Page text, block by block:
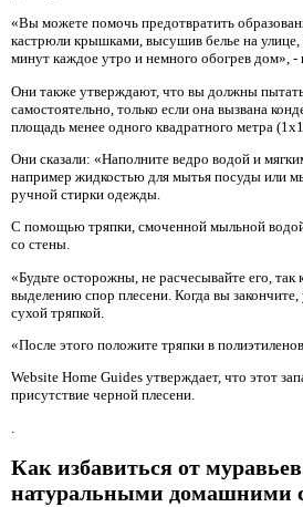
«Вы можете помочь предотвратить
кастрюли крышками, высушив белье на улице,
минут каждое утро и немного обогрев дом», -
Они также утверждают, что вы должны
самостоятельно, только если она вызвана
площадь менее одного квадратного метра
Они сказали: «Наполните ведро водой и
например жидкостью для мытья посуды или
ручной стирки одежды.
С помощью тряпки, смоченной мыльной
со стены.
«Будьте осторожны, не расчесывайте его, так
выделению спор плесени. Когда вы закончите,
сухой тряпкой.
«После этого положите тряпки в
Website Home Guides утверждает, что этот
присутствие черной плесени.
Как избавиться от
натуральными домашними